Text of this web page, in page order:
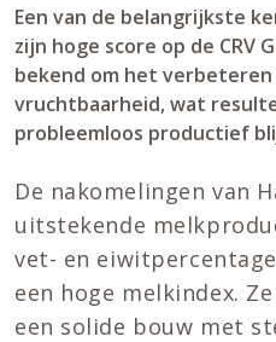
Een van de belangrijkste
zijn hoge score op de CRV
bekend om het
vruchtbaarheid, wat
probleemloos productief
De nakomelingen van
uitstekende
vet- en
een hoge melkindex.
een solide bouw met